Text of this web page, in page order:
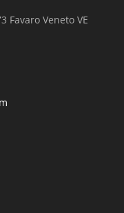
Favaro Veneto VE